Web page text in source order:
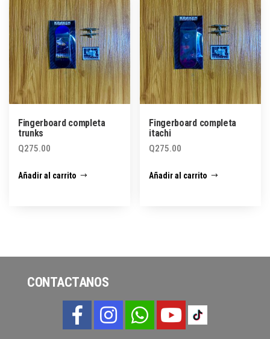
Fingerboard completa
trunks
Q275.00
Añadir al carrito
Fingerboard completa
itachi
Q275.00
Añadir al carrito
CONTACTANOS